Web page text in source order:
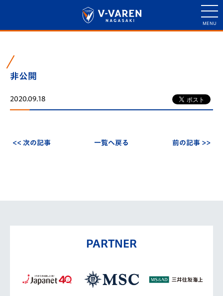
非公開
2020.09.18
<< 次の記事 一覧へ戻る 前の記事 >>
PARTNER